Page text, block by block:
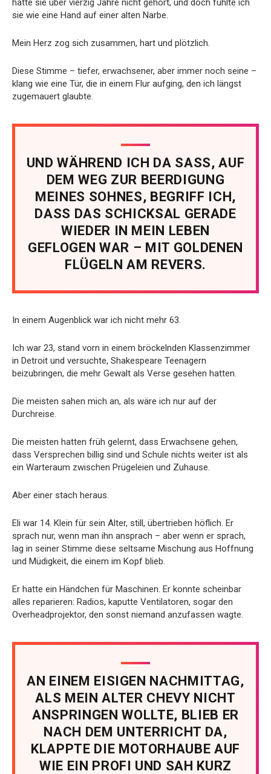
hatte sie über vierzig Jahre nicht gehört, und doch fühlte ich
sie wie eine Hand auf einer alten Narbe.
Mein Herz zog sich zusammen, hart und plötzlich.
Diese Stimme – tiefer, erwachsener, aber immer noch seine –
klang wie eine Tür, die in einem Flur aufging, den ich längst
zugemauert glaubte.
UND WÄHREND ICH DA SASS, AUF
DEM WEG ZUR BEERDIGUNG
MEINES SOHNES, BEGRIFF ICH,
DASS DAS SCHICKSAL GERADE
WIEDER IN MEIN LEBEN
GEFLOGEN WAR – MIT GOLDENEN
FLÜGELN AM REVERS.
In einem Augenblick war ich nicht mehr 63.
Ich war 23, stand vorn in einem bröckelnden Klassenzimmer
in Detroit und versuchte, Shakespeare Teenagern
beizubringen, die mehr Gewalt als Verse gesehen hatten.
Die meisten sahen mich an, als wäre ich nur auf der
Durchreise.
Die meisten hatten früh gelernt, dass Erwachsene gehen,
dass Versprechen billig sind und Schule nichts weiter ist als
ein Warteraum zwischen Prügeleien und Zuhause.
Aber einer stach heraus.
Eli war 14. Klein für sein Alter, still, übertrieben höflich. Er
sprach nur, wenn man ihn ansprach – aber wenn er sprach,
lag in seiner Stimme diese seltsame Mischung aus Hoffnung
und Müdigkeit, die einem im Kopf blieb.
Er hatte ein Händchen für Maschinen. Er konnte scheinbar
alles reparieren: Radios, kaputte Ventilatoren, sogar den
Overheadprojektor, den sonst niemand anzufassen wagte.
AN EINEM EISIGEN NACHMITTAG,
ALS MEIN ALTER CHEVY NICHT
ANSPRINGEN WOLLTE, BLIEB ER
NACH DEM UNTERRICHT DA,
KLAPPTE DIE MOTORHAUBE AUF
WIE EIN PROFI UND SAH KURZ